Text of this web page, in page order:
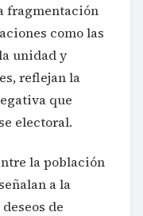
fragmentación
como las
unidad y
reflejan la
que
electoral.
la población
a la
de